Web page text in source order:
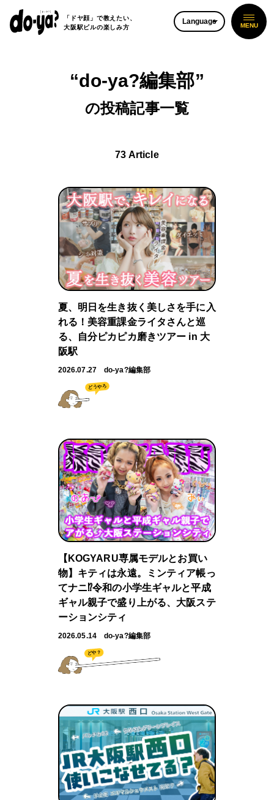
「ドヤ顔」で教えたい、
大阪駅ビルの楽しみ方
Language
“do-ya?編集部”
の投稿記事一覧
73 Article
夏、明日を生き抜く美しさを手に入
れる！美容重課金ライタさんと巡
る、自分ピカピカ磨きツアー in 大
阪駅
2026.07.27 do-ya?編集部
どうやろ
【KOGYARU専属モデルとお買い
物】キティは永遠。ミンティア帳っ
てナニ⁉︎令和の小学生ギャルと平成
ギャル親子で盛り上がる、大阪ステ
ーションシティ
2026.05.14 do-ya?編集部
どや？